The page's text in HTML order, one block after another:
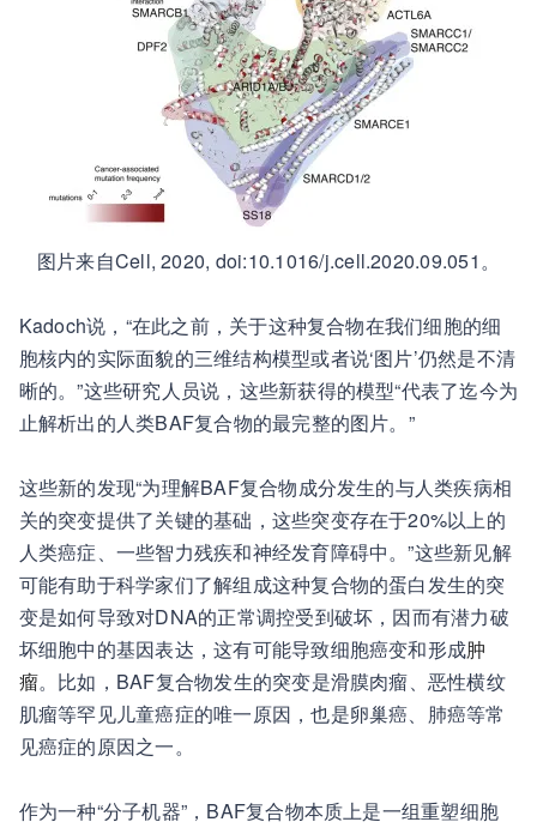
图片来自Cell, 2020, doi:10.1016/j.cell.2020.09.051。
Kadoch说，“在此之前，关于这种复合物在我们细胞的细
胞核内的实际面貌的三维结构模型或者说‘图片’仍然是不清
晰的。”这些研究人员说，这些新获得的模型“代表了迄今为
止解析出的人类BAF复合物的最完整的图片。”
这些新的发现“为理解BAF复合物成分发生的与人类疾病相
关的突变提供了关键的基础，这些突变存在于20%以上的
人类癌症、一些智力残疾和神经发育障碍中。”这些新见解
可能有助于科学家们了解组成这种复合物的蛋白发生的突
变是如何导致对DNA的正常调控受到破坏，因而有潜力破
坏细胞中的基因表达，这有可能导致细胞癌变和形成肿
瘤。比如，BAF复合物发生的突变是滑膜肉瘤、恶性横纹
肌瘤等罕见儿童癌症的唯一原因，也是卵巢癌、肺癌等常
见癌症的原因之一。
作为一种“分子机器”，BAF复合物本质上是一组重塑细胞